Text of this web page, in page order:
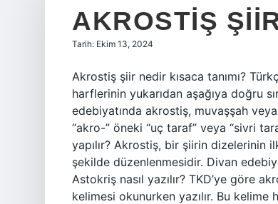
AKROSTIŞ
Tarih: Ekim 13, 2024
Akrostiş şiir nedir kısaca tanımı?
harflerinin yukarıdan aşağıya doğru
edebiyatında akrostiş, muvaşşah
“akro-” öneki “uç taraf” veya “sivri
yapılır? Akrostiş, bir şiirin dizelerinin
şekilde düzenlenmesidir. Divan
Astokriş nasıl yazılır? TKD’ye göre
kelimesi okunurken yazılır. Bu